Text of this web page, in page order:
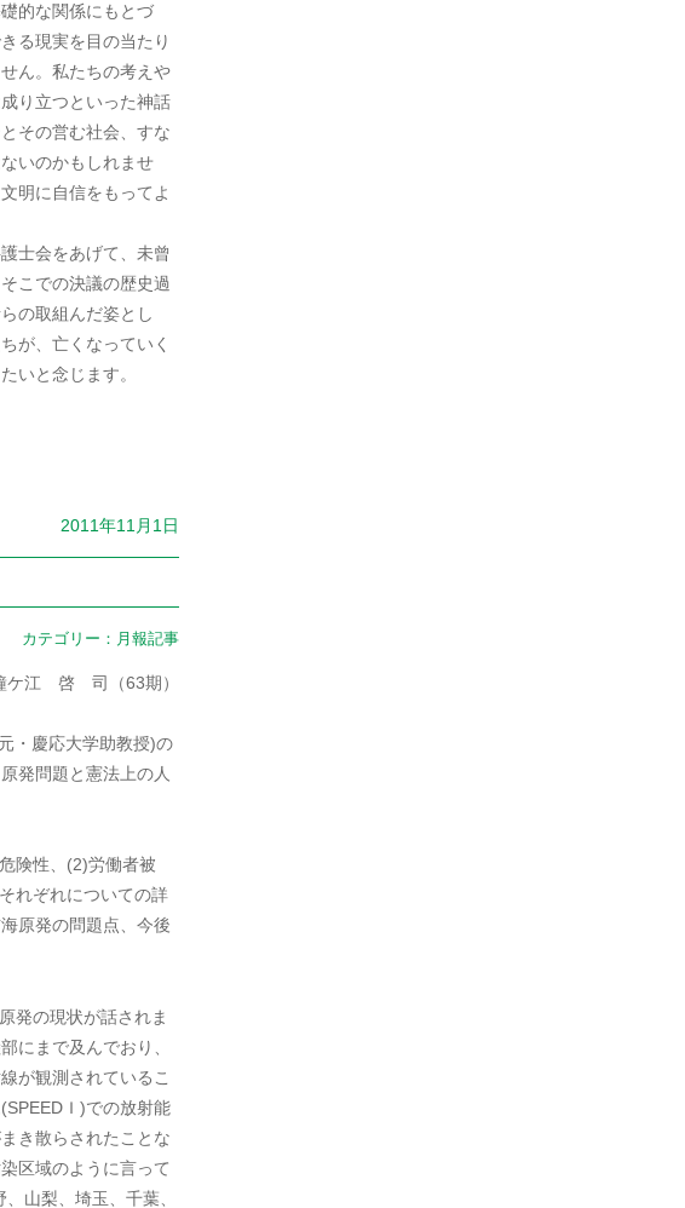
的な関係にもとづ
る現実を目の当たり
ん。私たちの考えや
り立つといった神話
その営む社会、すな
いのかもしれませ
明に自信をもってよ
士会をあげて、未曾
こでの決議の歴史過
の取組んだ姿とし
が、亡くなっていく
いと念じます。
2011年11月1日
カテゴリー： 月報記事
江 啓 司（63期）
・慶応大学助教授)の
発問題と憲法上の人
険性、(2)労働者被
れぞれについての詳
原発の問題点、今後
発の現状が話されま
にまで及んでおり、
が観測されているこ
Ｉ)での放射能
き散らされたことな
区域のように言って
山梨、埼玉、千葉、